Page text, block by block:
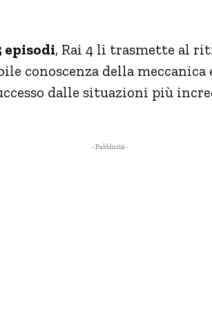
episodi, Rai 4 li trasmette al
conoscenza della meccanica
dalle situazioni più
- Pubblicità -